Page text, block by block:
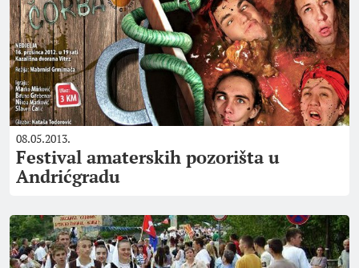
08.05.2013.
Festival amaterskih pozorišta u
Andrićgradu